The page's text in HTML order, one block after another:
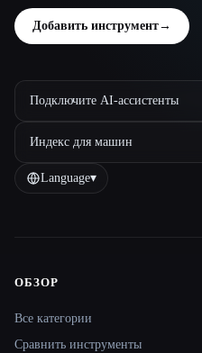
Добавить инструмент→
Подключите AI-ассистенты
Индекс для машин
Language▾
Site navigation
ОБЗОР
Все категории
Сравнить инструменты